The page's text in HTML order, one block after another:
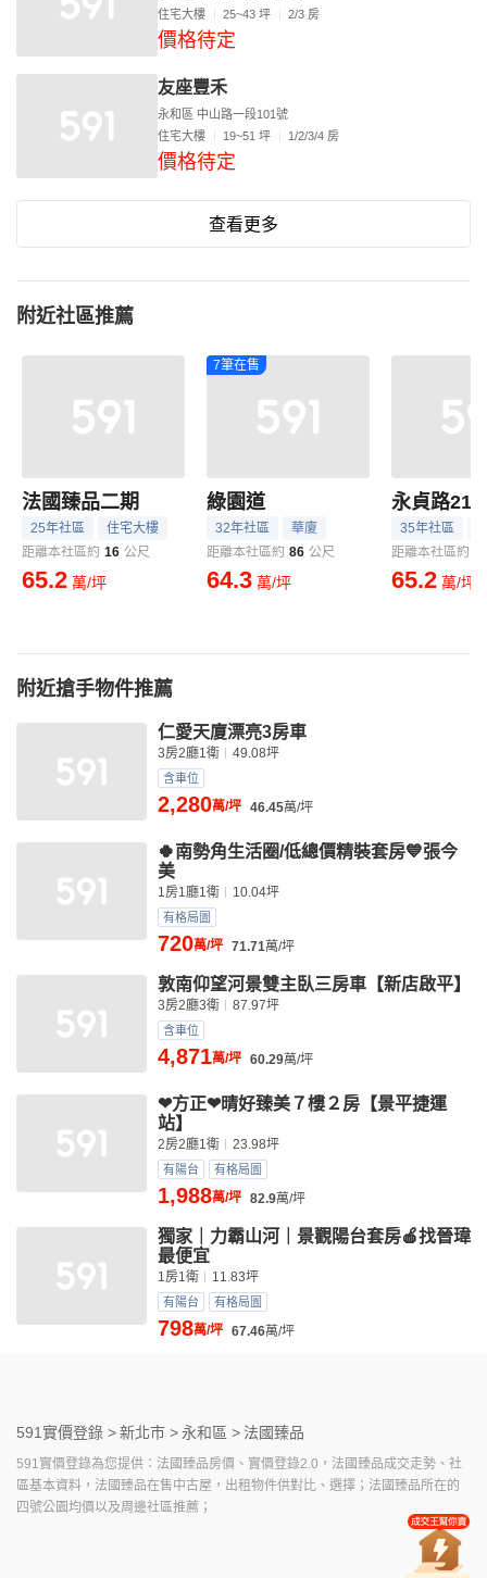
住宅大樓
25~43 坪 2/3 房
價格待定
友座豐禾
永和區 中山路一段101號
住宅大樓
19~51 坪 1/2/3/4 房
價格待定
查看更多
附近社區推薦
法國臻品二期
25年社區
住宅大樓
距離本社區約 16 公尺
65.2 萬/坪
7筆在售
綠園道
32年社區
華廈
距離本社區約 86 公尺
64.3 萬/坪
永貞路
35年社區
距離本社區約
65.2 萬/坪
附近搶手物件推薦
仁愛天廈漂亮3房車
3房2廳1衛 49.08坪
含車位
2,280萬/坪 46.45萬/坪
🍀南勢角生活圈/低總價精裝套房💙張今
美
1房1廳1衛 10.04坪
有格局圖
720萬/坪 71.71萬/坪
敦南仰望河景雙主臥三房車【新店啟平】
3房2廳3衛 87.97坪
含車位
4,871萬/坪 60.29萬/坪
❤方正❤晴好臻美７樓２房【景平捷運
站】
2房2廳1衛 23.98坪
有陽台 有格局圖
1,988萬/坪 82.9萬/坪
獨家｜力霸山河｜景觀陽台套房🍎找晉瑋
最便宜
1房1衛 11.83坪
有陽台 有格局圖
798萬/坪 67.46萬/坪
591實價登錄 >新北市 >永和區 > 法國臻品
591實價登錄為您提供：法國臻品房價、實價登錄2.0，法國臻品成交走勢、社
區基本資料，法國臻品在售中古屋，出租物件供對比、選擇；法國臻品所在的
四號公園均價以及周邊社區推薦；